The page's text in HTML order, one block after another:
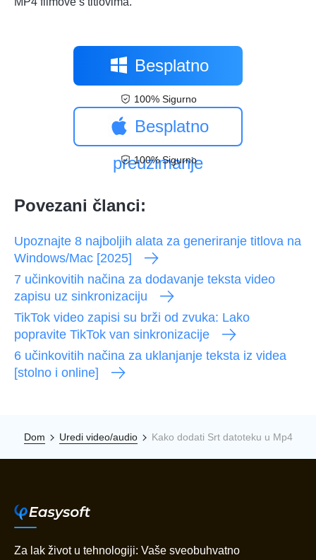
Besplatno
preuzimanje
100% Sigurno
Besplatno
preuzimanje
100% Sigurno
Povezani članci:
Upoznajte 8 najboljih alata za generiranje titlova na
Windows/Mac [2025]
7 učinkovitih načina za dodavanje teksta video
zapisu uz sinkronizaciju
TikTok video zapisi su brži od zvuka: Lako
popravite TikTok van sinkronizacije
6 učinkovitih načina za uklanjanje teksta iz videa
[stolno i online]
Dom Uredi video/audio Kako dodati Srt datoteku u Mp4
Za lak život u tehnologiji: Vaše sveobuhvatno